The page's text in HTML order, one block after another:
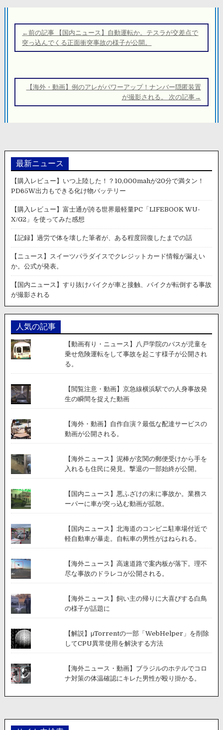
稿
ナ
ー
←前の記事 【国内ニュース】自動運転か。テスラが交差点で
突っ込んでくる正面衝突事故の様子が公開。
【海外・動画】例のアレがパワーアップ！ナンバー隠匿装置
が撮影される。 次の記事→
最新ニュース
【購入レビュー】いつ上陸した！？10,000mahが20分で満タン！
PD65W出力もできる化け物バッテリー
【購入レビュー】富士通が誇る世界最軽量PC「LIFEBOOK WU-
X/G2」を使ってみた感想
【記録】過労で体を壊した筆者が、ある程度回復したまでの話
【ニュース】スイーツパラダイスでクレジットカード情報が漏えい
か。公式が発表。
【国内ニュース】すり抜けバイクが車と接触、バイクが転倒する事故
が撮影される
人気の記事
【動画有り・ニュース】八戸学院のバスが児童を
乗せ危険運転をして事故を起こす様子が公開され
る。
【閲覧注意・動画】京急線横浜駅での人身事故発
生の瞬間を捉えた動画
【海外・動画】自作自演？最低な配達サービスの
動画が公開される。
【海外ニュース】泥棒が玄関の郵便受けから手を
入れるも住民に発見。撃退の一部始終が公開。
【国内ニュース】悪ふざけの末に事故か。業務ス
ーパーに車が突っ込む動画が拡散。
【国内ニュース】北海道のコンビニ駐車場付近で
軽自動車が暴走。自転車の男性がはねられる。
【海外ニュース】高速道路で案内板が落下。理不
尽な事故のドラレコが公開される。
【海外ニュース】飼い主の帰りに大喜びする白鳥
の様子が話題に
【解説】μTorrentの一部「WebHelper」を削除
してCPU異常使用を解決する方法
【海外ニュース・動画】ブラジルのホテルでコロ
ナ対策の体温確認にキレた男性が殴り掛かる。